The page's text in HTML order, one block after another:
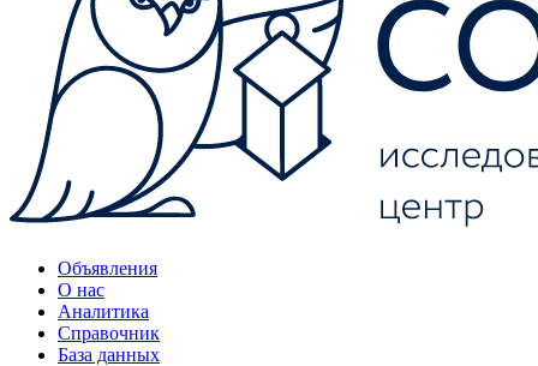
Объявления
О нас
Аналитика
Справочник
База данных